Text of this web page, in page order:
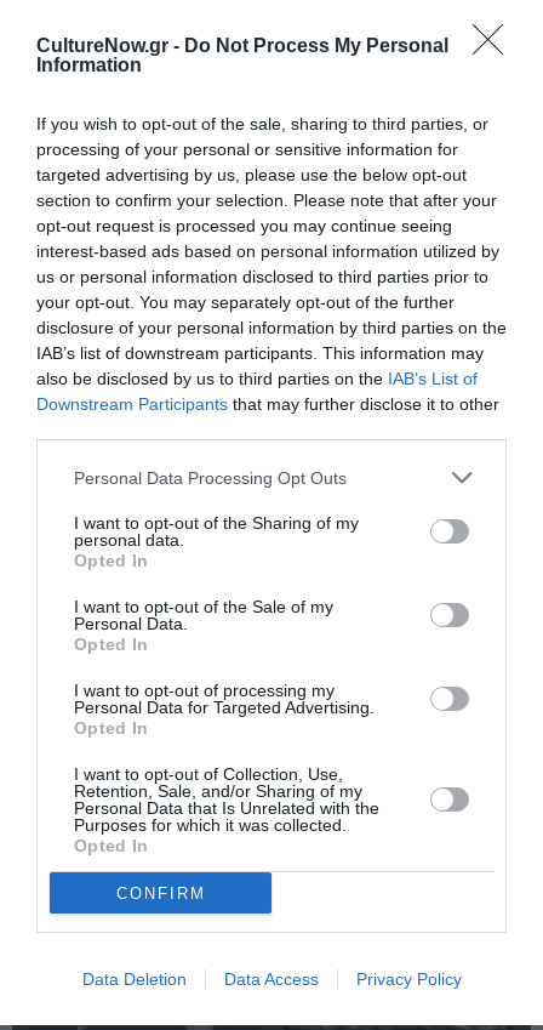
CultureNow.gr - Do Not Process My Personal
Information
If you wish to opt-out of the sale, sharing to third parties, or
processing of your personal or sensitive information for
targeted advertising by us, please use the below opt-out
section to confirm your selection. Please note that after your
opt-out request is processed you may continue seeing
interest-based ads based on personal information utilized by
us or personal information disclosed to third parties prior to
your opt-out. You may separately opt-out of the further
disclosure of your personal information by third parties on the
IAB’s list of downstream participants. This information may
also be disclosed by us to third parties on the IAB’s List of
Downstream Participants that may further disclose it to other
Personal Data Processing Opt Outs
I want to opt-out of the Sharing of my
personal data.
Opted In
I want to opt-out of the Sale of my
Personal Data.
Opted In
I want to opt-out of processing my
Personal Data for Targeted Advertising.
Opted In
I want to opt-out of Collection, Use,
Retention, Sale, and/or Sharing of my
Personal Data that Is Unrelated with the
Purposes for which it was collected.
Opted In
CONFIRM
Data Deletion Data Access Privacy Policy
Νέοι Διαγωνισμοί
Newsletter
Κάθε βδομάδα στο e-mail σας τα τελευταία νέα για
την Τέχνη και τον Πολιτισμό!
Ακολουθήστε το Culturenow.gr
Δημοφιλή Άρθρα
O «Οιδίποδας» του
Ρόμπερτ Άικ ξανά
στη Στέγη – Με τους
Νίκο Κουρή & Μαρία
Κεχαγιόγλου
Αυτοκράτειρα του
Βυζαντίου: Η νέα
ελληνική όπερα του
Θεόδωρου Στάθη
Ολύμπια